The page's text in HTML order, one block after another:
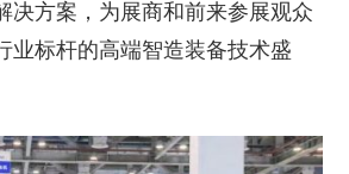
决方案，为展商和前来参展观众
业标杆的高端智造装备技术盛